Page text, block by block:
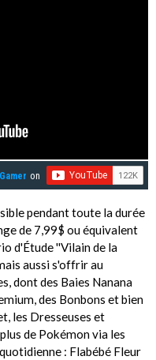
on
pendant toute la durée
de 7,99$ ou équivalent
d'Étude ''Vilain de la
aussi s'offrir au
dont des Baies Nanana
des Bonbons et bien
les Dresseuses et
de Pokémon via les
: Flabébé Fleur